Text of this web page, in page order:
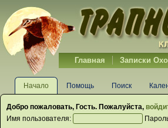
Главная Записки
Начало Помощь Поиск
Добро пожаловать, Гость. Пожалуйста,
Имя пользователя: